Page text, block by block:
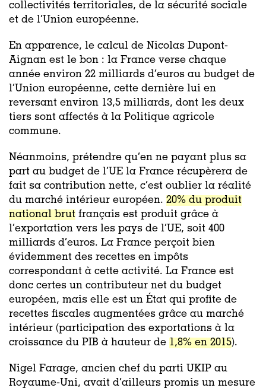
collectivités territoriales, de la sécurité sociale
et de l’Union européenne.
En apparence, le calcul de Nicolas Dupont-
Aignan est le bon : la France verse chaque
année environ 22 milliards d’euros au budget de
l’Union européenne, cette dernière lui en
reversant environ 13,5 milliards, dont les deux
tiers sont affectés à la Politique agricole
commune.
Néanmoins, prétendre qu’en ne payant plus sa
part au budget de l’UE la France récupèrera de
fait sa contribution nette, c’est oublier la réalité
du marché intérieur européen. 20% du produit
national brut français est produit grâce à
l’exportation vers les pays de l’UE, soit 400
milliards d’euros. La France perçoit bien
évidemment des recettes en impôts
correspondant à cette activité. La France est
donc certes un contributeur net du budget
européen, mais elle est un État qui profite de
recettes fiscales augmentées grâce au marché
intérieur (participation des exportations à la
croissance du PIB à hauteur de 1,8% en 2015).
Nigel Farage, ancien chef du parti UKIP au
Royaume-Uni, avait d’ailleurs promis un mesure